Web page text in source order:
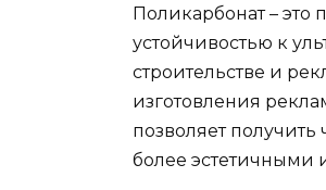
Поликарбонат – это
устойчивостью к
строительстве и
изготовления
позволяет
более эстетичными